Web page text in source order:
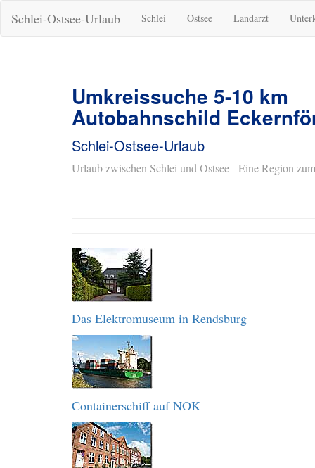
Schlei-Ostsee-Urlaub Schlei Ostsee Landarzt
Umkreissuche 5-10 km
Autobahnschild
Schlei-Ostsee-Urlaub
Urlaub zwischen Schlei und Ostsee - Eine Region
Das Elektromuseum in Rendsburg
Containerschiff auf NOK